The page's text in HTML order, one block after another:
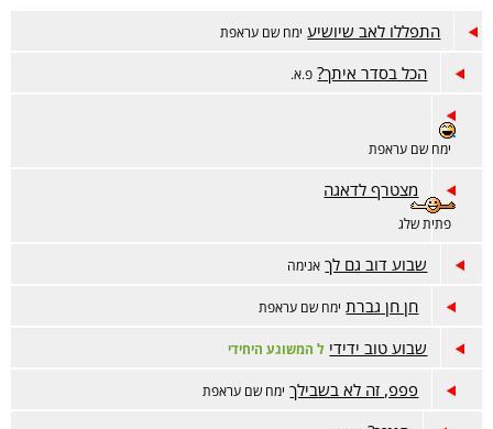
התפללו לאב שיושיע ימח שם עראפת
הכל בסדר איתך? פ.א.
ימח שם עראפת
מצטרף לדאגה
פתית שלג
שבוע דוב גם לך אנימה
חן חן גברת ימח שם עראפת
שבוע טוב ידידי ל המשוגע היחידי
פפפ, זה לא בשבילך ימח שם עראפת